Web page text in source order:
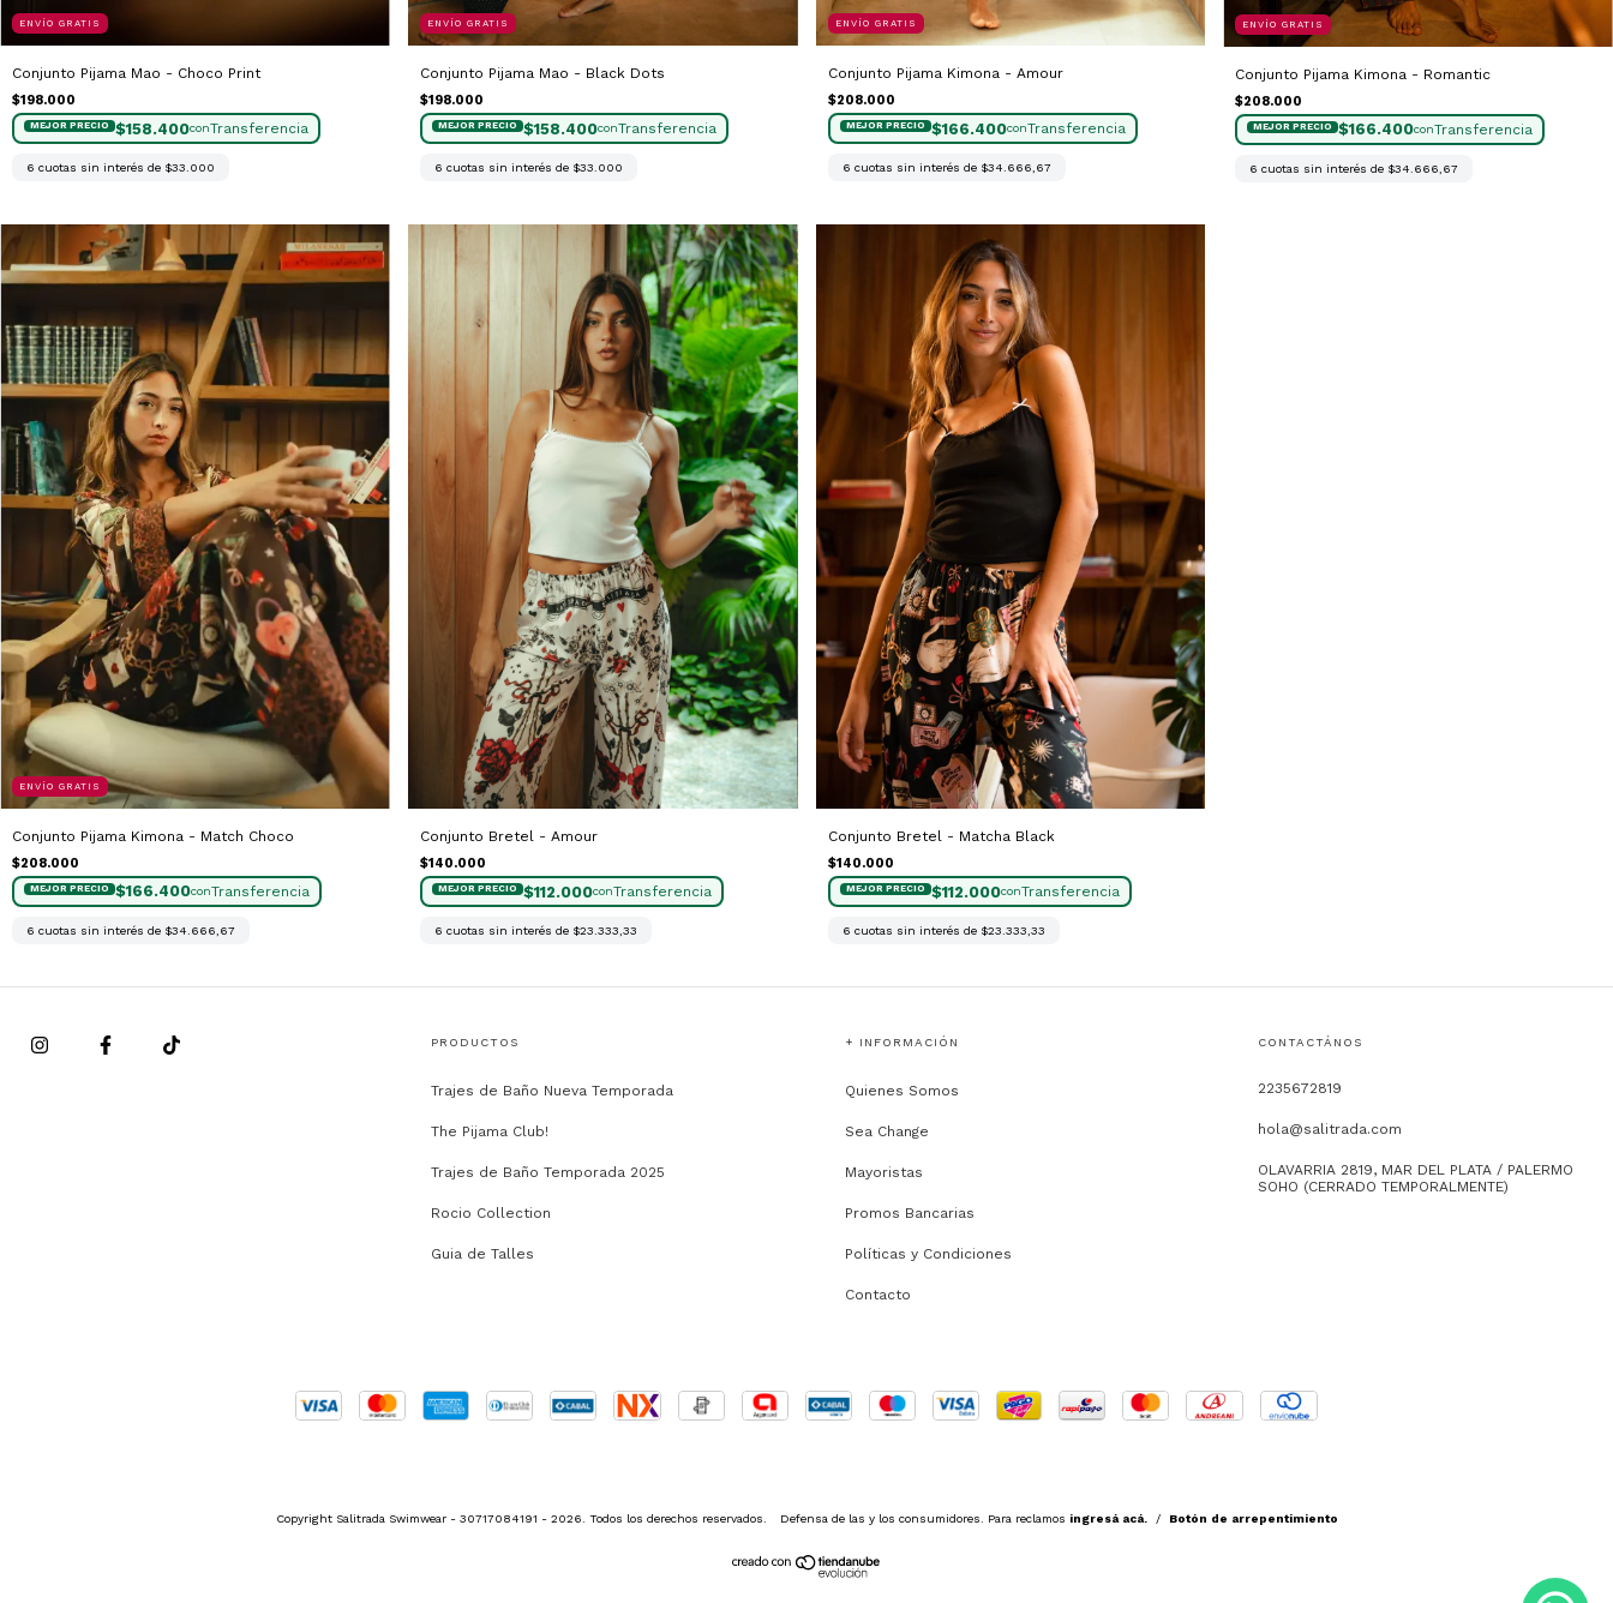
ENVÍO GRATIS
Conjunto Pijama Mao - Choco Print
$198.000
$158.400con
6 cuotas sin interés de $33.000
ENVÍO GRATIS
Conjunto Pijama Mao - Black Dots
$198.000
$158.400con
6 cuotas sin interés de $33.000
ENVÍO GRATIS
Conjunto Pijama Kimona - Amour
$208.000
$166.400con
6 cuotas sin interés de $34.666,67
ENVÍO GRATIS
Conjunto Pijama Kimona - Romantic
$208.000
$166.400con
6 cuotas sin interés de $34.666,67
ENVÍO GRATIS
Conjunto Pijama Kimona - Match Choco
$208.000
$166.400con
6 cuotas sin interés de $34.666,67
Conjunto Bretel - Amour
$140.000
$112.000con
6 cuotas sin interés de $23.333,33
Conjunto Bretel - Matcha Black
$140.000
$112.000con
6 cuotas sin interés de $23.333,33
PRODUCTOS
Trajes de Baño Nueva Temporada
The Pijama Club!
Trajes de Baño Temporada 2025
Rocio Collection
Guia de Talles
+ INFORMACIÓN
Quienes Somos
Sea Change
Mayoristas
Promos Bancarias
Políticas y Condiciones
Contacto
CONTACTÁNOS
2235672819
hola@salitrada.com
OLAVARRIA 2819, MAR DEL PLATA / PALERMO
SOHO (CERRADO TEMPORALMENTE)
Copyright Salitrada Swimwear - 30717084191 - 2026. Todos los derechos reservados. Defensa de las y los consumidores. Para reclamos ingresá acá. / Botón de arrepentimiento